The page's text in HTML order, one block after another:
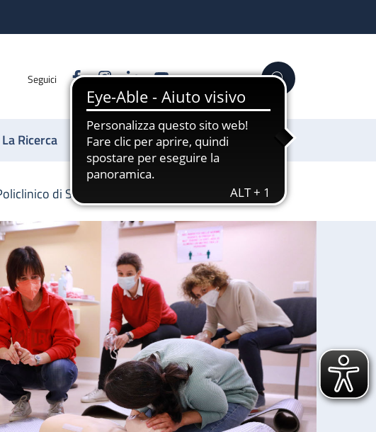
Seguici FacebookInstagram
LinkedinYouTube Cerca
La Ricerca Sostienici
di Sant’Orsola